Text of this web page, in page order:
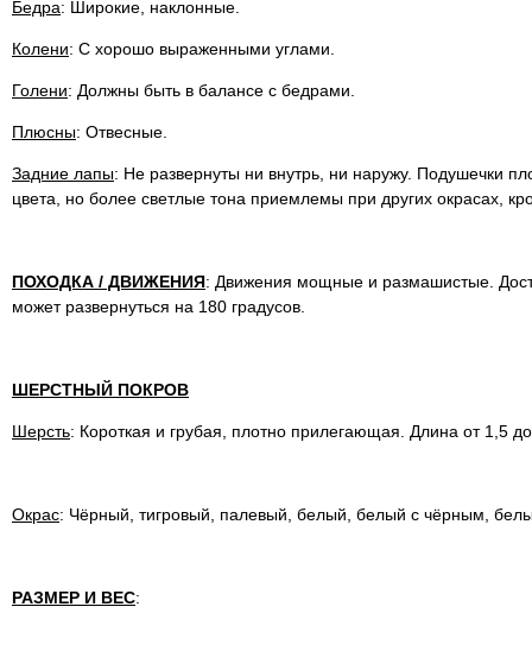
Бедра: Широкие, наклонные.
Колени: С хорошо выраженными углами.
Голени: Должны быть в балансе с бедрами.
Плюсны: Отвесные.
Задние лапы: Не развернуты ни внутрь, ни наружу. Подушечки
цвета, но более светлые тона приемлемы при других окрасах,
ПОХОДКА / ДВИЖЕНИЯ: Движения мощные и размашистые.
может развернуться на 180 градусов.
ШЕРСТНЫЙ ПОКРОВ
Шерсть: Короткая и грубая, плотно прилегающая. Длина от 1,5
Окрас: Чёрный, тигровый, палевый, белый, белый с чёрным,
РАЗМЕР И ВЕС: